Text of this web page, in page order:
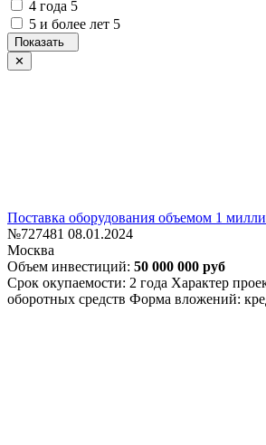
4 года 5
5 и более лет 5
Поставка оборудования объемом 1
№727481 08.01.2024
Москва
Объем инвестиций: 50 000 000 руб
Срок окупаемости: 2 года Характер
оборотных средств Форма вложений: